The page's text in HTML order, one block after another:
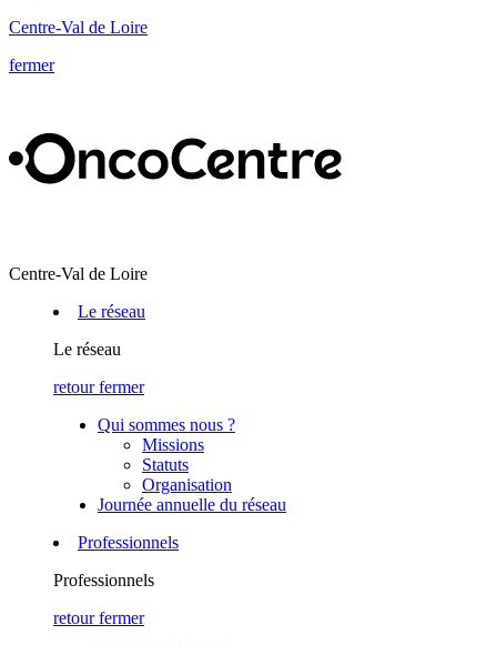
Centre-Val de Loire
fermer
Centre-Val de Loire
Le réseau
Le réseau
retour fermer
Qui sommes nous ?
Missions
Statuts
Organisation
Journée annuelle du réseau
Professionnels
Professionnels
retour fermer